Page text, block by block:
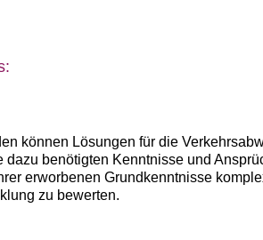
können Lösungen für die
dazu benötigten Kenntnisse und
erworbenen Grundkenntnisse
zu bewerten.